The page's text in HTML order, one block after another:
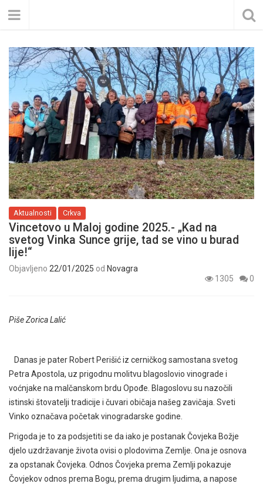
Aktualnosti Crkva
Vincetovo u Maloj godine 2025.- „Kad na
svetog Vinka Sunce grije, tad se vino u burad
lije!“
Objavljeno 22/01/2025 od Novagra
1305
0
Piše Zorica Lalić
Danas je pater Robert Perišić iz cerničkog samostana svetog
Petra Apostola, uz prigodnu molitvu blagoslovio vinograde i
voćnjake na malčanskom brdu Opođe. Blagoslovu su nazočili
istinski štovatelji tradicije i čuvari običaja našeg zavičaja. Sveti
Vinko označava početak vinogradarske godine.
Prigoda je to za podsjetiti se da iako je postanak Čovjeka Božje
djelo uzdržavanje života ovisi o plodovima Zemlje. Ona je osnova
za opstanak Čovjeka. Odnos Čovjeka prema Zemlji pokazuje
Čovjekov odnos prema Bogu, prema drugim ljudima, a napose